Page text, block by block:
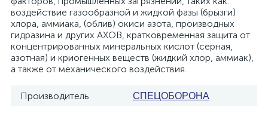
воздействие газообразной и жидкой фазы (брызги)
хлора, аммиака, (облив) окиси азота, производных
гидразина и других АХОВ, кратковременная защита от
концентрированных минеральных кислот (серная,
азотная) и криогенных веществ (жидкий хлор, аммиак),
а также от механического воздействия.
Производитель СПЕЦОБОРОНА